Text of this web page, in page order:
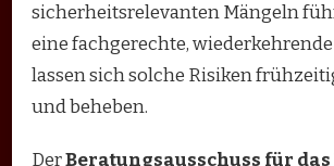
sicherheitsrelevanten Mängeln
eine fachgerechte,
lassen sich solche Risiken
und beheben.
DerBeratungsausschuss für das